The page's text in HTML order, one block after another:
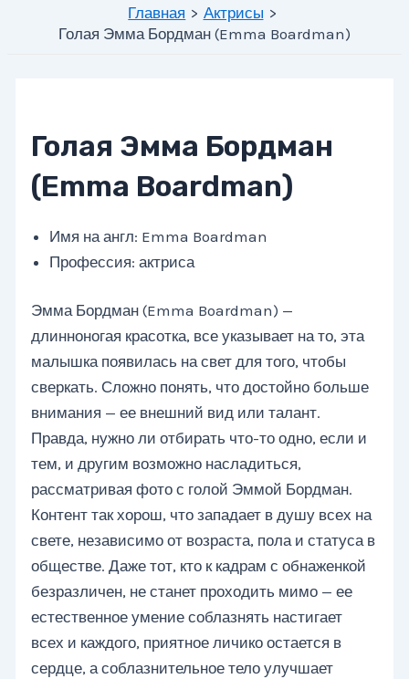
Главная
Актрисы
Голая Эмма Бордман (Emma Boardman)
Голая Эмма Бордман
(Emma Boardman)
Имя на англ: Emma Boardman
Профессия: актриса
Эмма Бордман (Emma Boardman) —
длинноногая красотка, все указывает на то, эта
малышка появилась на свет для того, чтобы
сверкать. Сложно понять, что достойно больше
внимания — ее внешний вид или талант.
Правда, нужно ли отбирать что-то одно, если и
тем, и другим возможно насладиться,
рассматривая фото с голой Эммой Бордман.
Контент так хорош, что западает в душу всех на
свете, независимо от возраста, пола и статуса в
обществе. Даже тот, кто к кадрам с обнаженкой
безразличен, не станет проходить мимо — ее
естественное умение соблазнять настигает
всех и каждого, приятное личико остается в
сердце, а соблазнительное тело улучшает